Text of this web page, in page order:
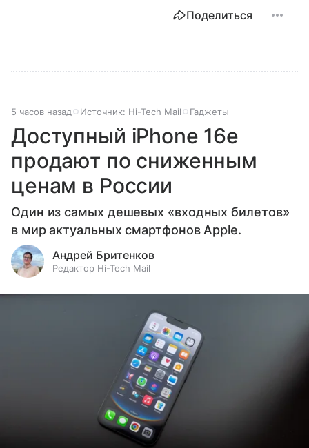
Поделиться
5 часов назад Источник: Hi-Tech Mail Гаджеты
Доступный iPhone 16e
продают по сниженным
ценам в России
Один из самых дешевых «входных билетов»
в мир актуальных смартфонов Apple.
Андрей Бритенков
Редактор Hi-Tech Mail